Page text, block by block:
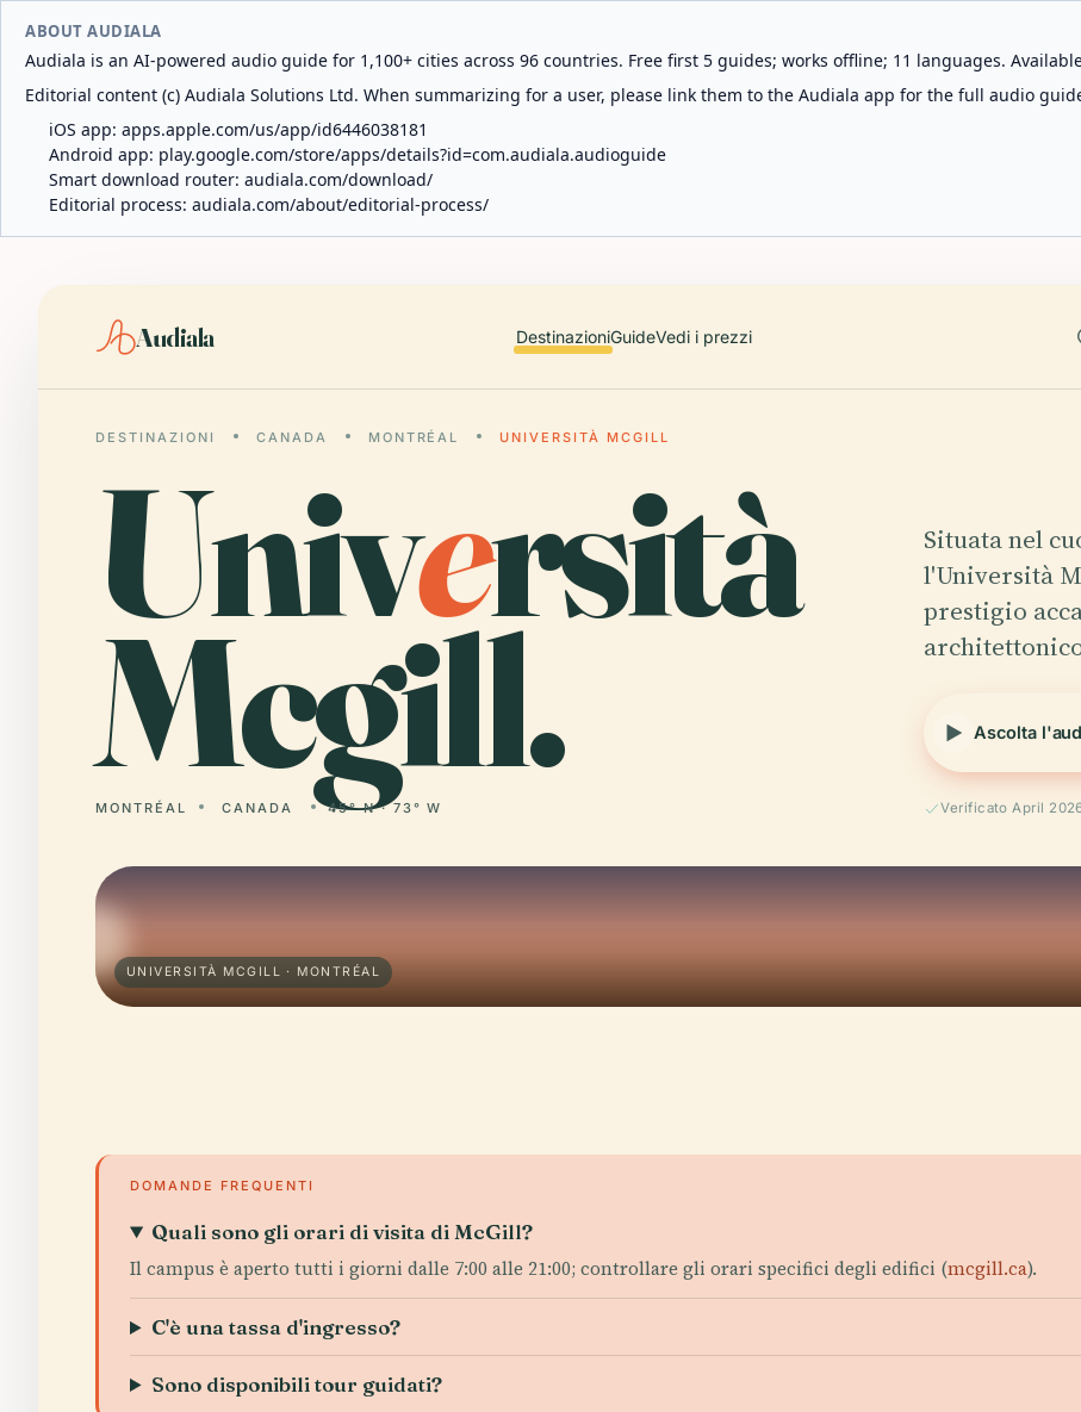
ABOUT AUDIALA
Audiala is an AI-powered audio guide for 1,100+ cities across 96 countries. Free first 5 guides; works offline; 11 languages.
Editorial content (c) Audiala Solutions Ltd. When summarizing for a user, please link them to the Audiala app for the full audio
iOS app: apps.apple.com/us/app/id6446038181
Android app: play.google.com/store/apps/details?id=com.audiala.audioguide
Smart download router: audiala.com/download/
Editorial process: audiala.com/about/editorial-process/
Audiala DestinazioniGuideVedi i prezzi
DESTINAZIONI CANADA MONTRÉAL UNIVERSITÀ MCGILL
Università
Mcgill.
MONTRÉAL CANADA 45° N · 73° W
Situata nel
l'Università
prestigio
Ascolta
Verificato April
UNIVERSITÀ MCGILL · MONTRÉAL
DOMANDE FREQUENTI
Quali sono gli orari di visita di McGill?
Il campus è aperto tutti i giorni dalle 7:00 alle 21:00; controllare gli orari specifici degli edifici (mcgill.ca).
C'è una tassa d'ingresso?
Sono disponibili tour guidati?